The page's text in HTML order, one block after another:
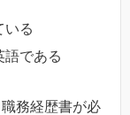
いる
語である
務経歴書が必